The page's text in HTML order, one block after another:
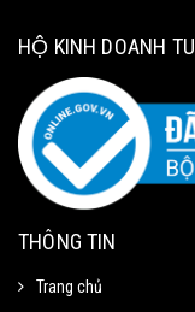
HỘ KINH DOANH TU
THÔNG TIN
Trang chủ